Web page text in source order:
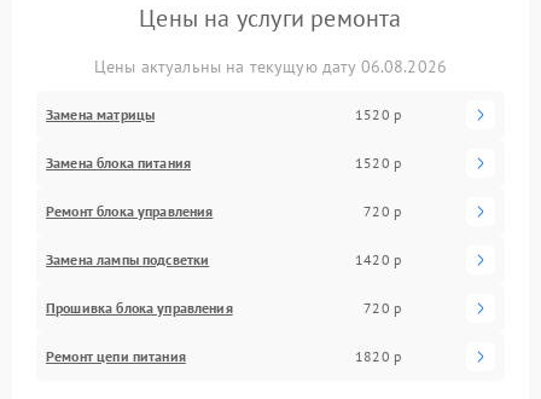
Цены на услуги ремонта
Цены актуальны на текущую дату 06.08.2026
Замена матрицы 1520 р
Замена блока питания 1520 р
Ремонт блока управления 720 р
Замена лампы подсветки 1420 р
Прошивка блока управления 720 р
Ремонт цепи питания 1820 р